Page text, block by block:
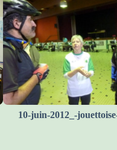
10-juin-2012_-